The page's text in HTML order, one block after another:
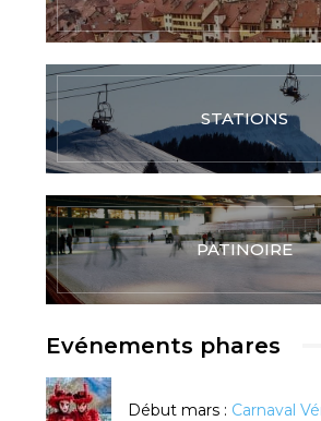
STATIONS
PATINOIRE
Evénements phares
Début mars : Carnaval